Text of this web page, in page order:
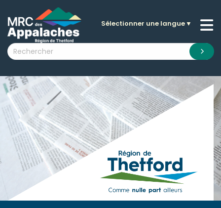
submenu (La MRC )
submenu (Citoyens )
submenu (Visiteurs )
submenu (Nouvelles )
submenu (Documentation )
Sélectionner une langue▼